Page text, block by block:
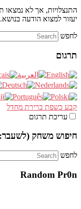
התנצלויות, אך לא נמצאו
יעזור למצוא הודעה בנושא.
לחפש
תרגום
קבע כשפת ברירת מחדל
עריכת תרגום
חיפוש משחק (לשעבר:
לחפש
Random Pr0n